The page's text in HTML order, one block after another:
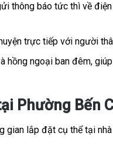
thông báo tức thì về
trực tiếp với người
ngoại ban đêm,
Phường Bến
lắp đặt cụ thể tại